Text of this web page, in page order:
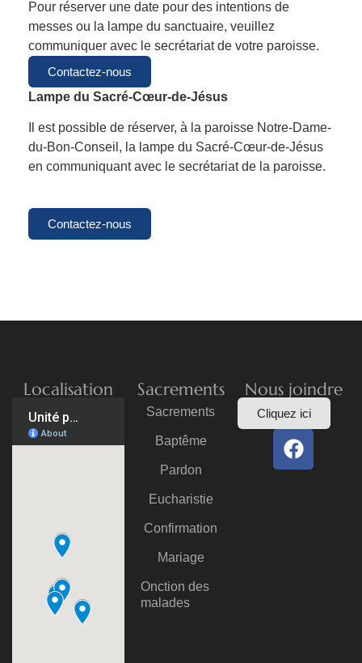
Pour réserver une date pour des intentions de
messes ou la lampe du sanctuaire, veuillez
communiquer avec le secrétariat de votre paroisse.
Contactez-nous
Lampe du Sacré-Cœur-de-Jésus
Il est possible de réserver, à la paroisse Notre-Dame-
du-Bon-Conseil, la lampe du Sacré-Cœur-de-Jésus
en communiquant avec le secrétariat de la paroisse.
Contactez-nous
Localisation Sacrements
Sacrements
Baptême
Pardon
Eucharistie
Confirmation
Mariage
Onction des
malades
Nous joindre
Cliquez ici